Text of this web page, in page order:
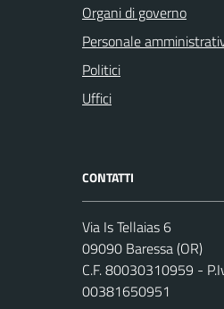
Organi di governo
Personale
Politici
Uffici
CONTATTI
Via Is Tellaias 6
09090 Baressa (OR)
C.F. 80030310959 -
00381650951